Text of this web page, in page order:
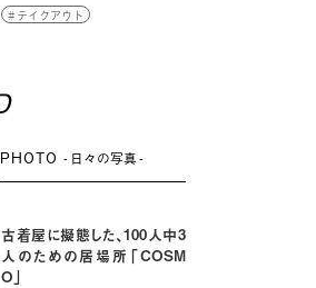
テイクアウト
PHOTO 日々の写真
古着屋に擬態した、100人中3
人のための居場所「COSM
O」